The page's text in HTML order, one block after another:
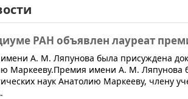
РАН объявлен лауреат
А. М. Ляпунова была присуждена
Маркееву.Премия имени А. М. Ляпунова
наук Анатолию Маркееву, члену